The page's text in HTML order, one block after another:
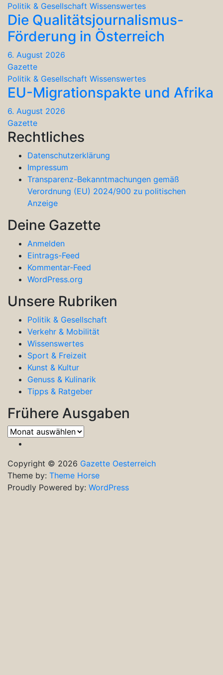
Politik & Gesellschaft Wissenswertes
Die Qualitätsjournalismus-
Förderung in Österreich
6. August 2026
Gazette
Politik & Gesellschaft Wissenswertes
EU-Migrationspakte und Afrika
6. August 2026
Gazette
Rechtliches
Datenschutzerklärung
Impressum
Transparenz-Bekanntmachungen gemäß
Verordnung (EU) 2024/900 zu politischen
Anzeige
Deine Gazette
Anmelden
Eintrags-Feed
Kommentar-Feed
WordPress.org
Unsere Rubriken
Politik & Gesellschaft
Verkehr & Mobilität
Wissenswertes
Sport & Freizeit
Kunst & Kultur
Genuss & Kulinarik
Tipps & Ratgeber
Frühere Ausgaben
Frühere
Ausgaben
Copyright © 2026 Gazette Oesterreich
Theme by: Theme Horse
Proudly Powered by: WordPress